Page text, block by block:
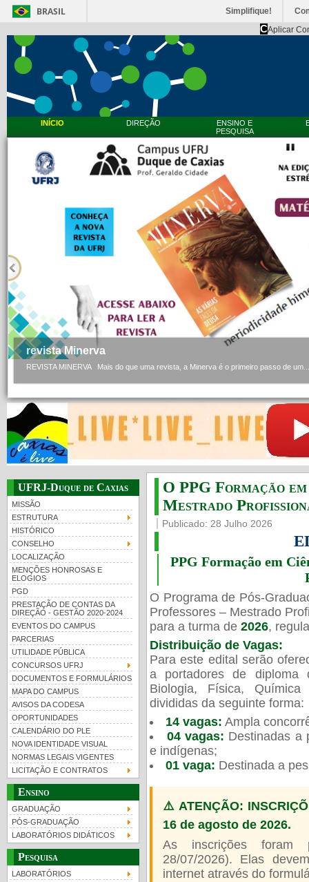
BRASIL Simplifique!
CAplicar
INÍCIO DIREÇÃO
ENSINO E
PESQUISA
revista Minerva
REVISTA MINERVA Mais do que uma revista, a Minerva é o primeiro passo de um...
UFRJ-Duque de Caxias
MISSÃO
ESTRUTURA
HISTÓRICO
CONSELHO
LOCALIZAÇÃO
MENÇÕES HONROSAS E
ELOGIOS
PGD
PRESTAÇÃO DE CONTAS DA
DIREÇÃO - GESTÃO 2020-2024
EVENTOS DO CAMPUS
PARCERIAS
UTILIDADE PÚBLICA
CONCURSOS UFRJ
DOCUMENTOS E FORMULÁRIOS
MAPA DO CAMPUS
AVISOS DA CODESA
OPORTUNIDADES
CALENDÁRIO DO PLE
NOVA IDENTIDADE VISUAL
NORMAS LEGAIS VIGENTES
LICITAÇÃO E CONTRATOS
Ensino
GRADUAÇÃO
PÓS-GRADUAÇÃO
LABORATÓRIOS DIDÁTICOS
Pesquisa
LABORATÓRIOS
O PPG Formação
Mestrado
Publicado: 28 Julho 2026
PPG Formação em
O Programa de Pós-
Professores – Mestrado
para a turma de 2026,
Distribuição de Vagas:
Para este edital serão
a portadores de diploma
Biologia, Física,
divididas da seguinte forma:
14 vagas: Ampla
04 vagas: Destinadas a
e indígenas;
01 vaga: Destinada a
⚠️ ATENÇÃO:
16 de agosto de 2026.
As inscrições foram
28/07/2026). Elas
internet através do
Guia de boas práticas
UFRJ 100 anos